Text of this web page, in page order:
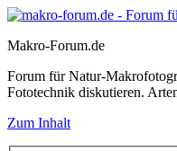
Makro-Forum.de
Forum für Natur-
Fototechnik diskutieren.
Zum Inhalt